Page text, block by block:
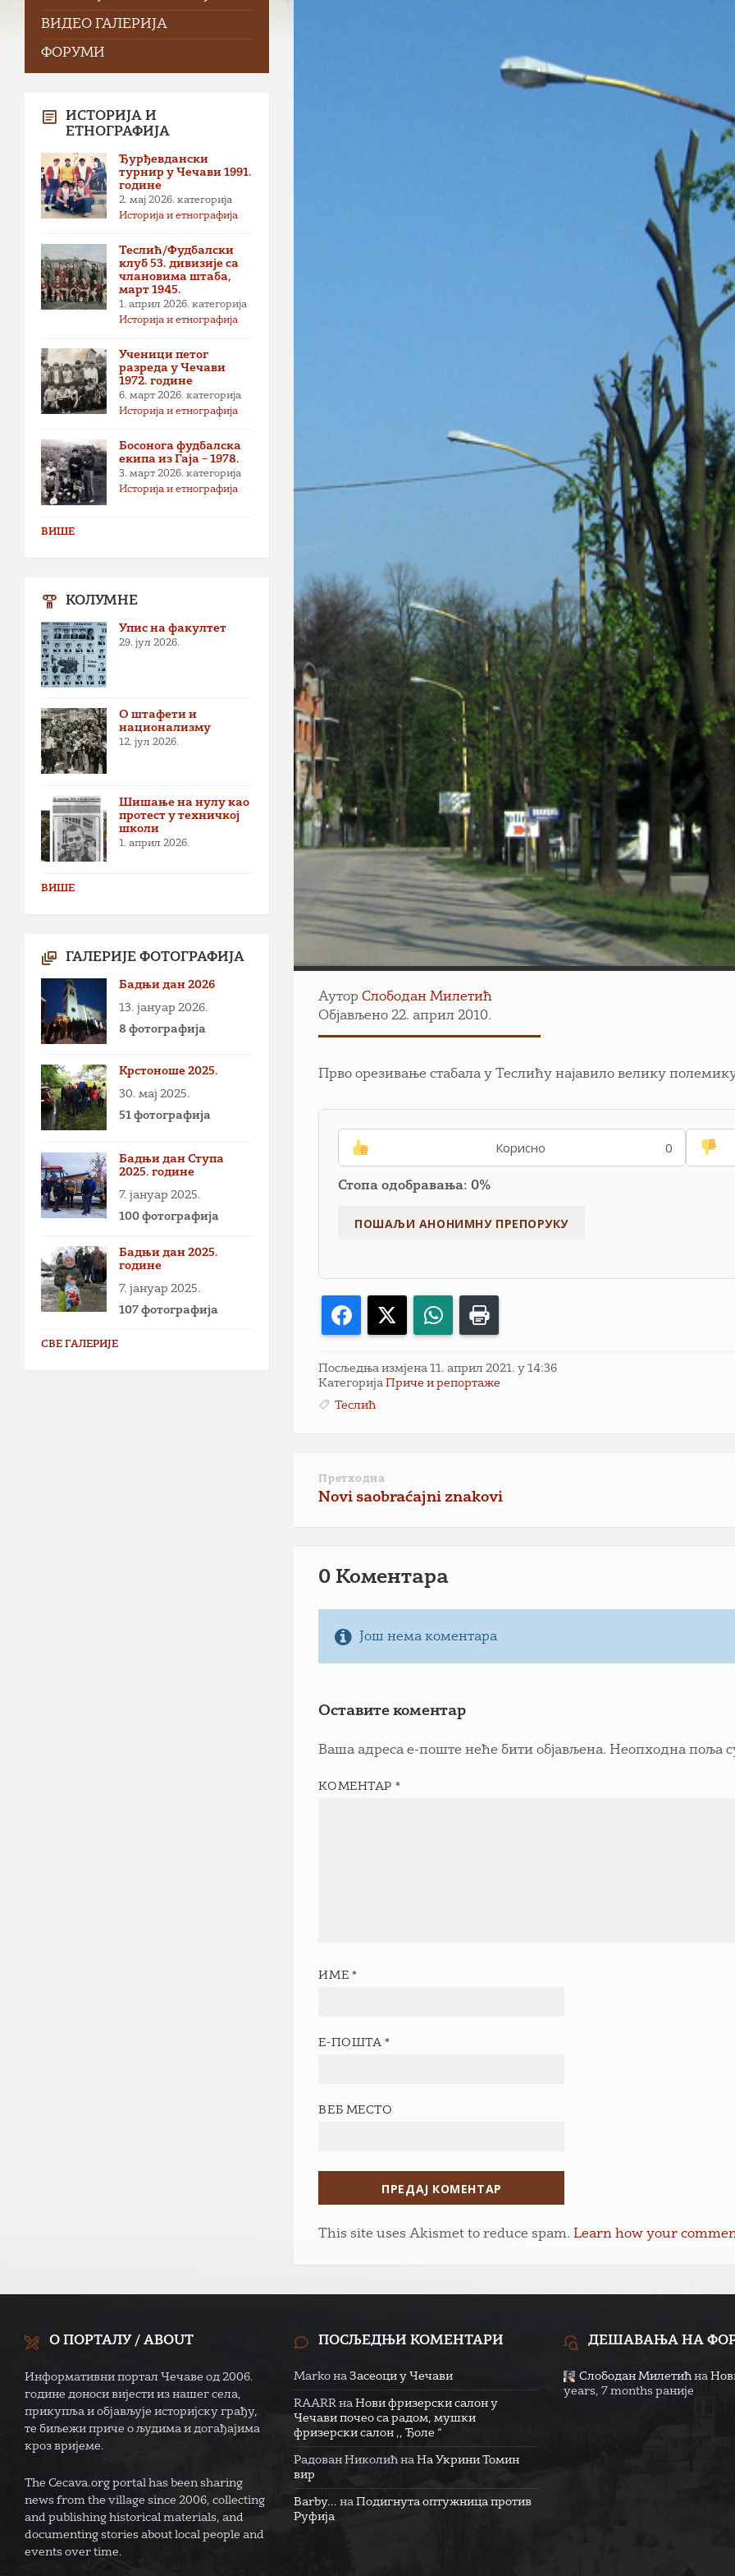
АуторСлободан Милетић
Објављено 22. април 2010.
Прво орезивање стабала у Теслићу најавило велику
Корисно 0
Стопа одобравања: 0%
Facebook WhatsApp
Посљедња измјена 11. април 2021. у 14:36
КатегоријаПриче и репортаже
Теслић
Претходна
Novi saobraćajni znakovi
0 Коментарa
Још нема коментара
Оставите коментар
Ваша адреса е-поште неће бити објављена. Неопходна поља
КОМЕНТАР *
ИМЕ *
Е-ПОШТА *
ВЕБ МЕСТО
This site uses Akismet to reduce spam.Learn how your
ВИДЕО ГАЛЕРИЈА
ФОРУМИ
ИСТОРИЈА И
ЕТНОГРАФИЈА
Ђурђевдански
турнир у Чечави 1991.
године
2. мај 2026. категорија
Историја и етнографија
Теслић/Фудбалски
клуб 53. дивизије са
члановима штаба,
март 1945.
1. април 2026. категорија
Историја и етнографија
Ученици петог
разреда у Чечави
1972. године
6. март 2026. категорија
Историја и етнографија
Босонога фудбалска
екипа из Гаја – 1978.
3. март 2026. категорија
Историја и етнографија
ВИШЕ
КОЛУМНЕ
Упис на факултет
29. јул 2026.
О штафети и
национализму
12. јул 2026.
Шишање на нулу као
протест у техничкој
школи
1. април 2026.
ВИШЕ
ГАЛЕРИЈЕ ФОТОГРАФИЈА
Бадњи дан 2026
13. јануар 2026.
8 фотографија
Крстоноше 2025.
30. мај 2025.
51 фотографија
Бадњи дан Ступа
2025. године
7. јануар 2025.
100 фотографија
Бадњи дан 2025.
године
7. јануар 2025.
107 фотографија
СВЕ ГАЛЕРИЈЕ
О ПОРТАЛУ / ABOUT
Информативни портал Чечаве од 2006.
године доноси вијести из нашег села,
прикупља и објављује историјску грађу,
те биљежи приче о људима и догађајима
кроз вријеме.
The Cecava.org portal has been sharing
news from the village since 2006, collecting
and publishing historical materials, and
documenting stories about local people and
events over time.
ПОСЉЕДЊИ КОМЕНТАРИ
Marko наЗасеоци у Чечави
RAARR наНови фризерски салон у
Чечави почео са радом, мушки
фризерски салон ,, Ђоле “
Радован Николић наНа Укрини Томин
вир
Barby... наПодигнута оптужница против
Руфија
ДЕШАВАЊА НА
Слободан Милетићна
years, 7 months раније